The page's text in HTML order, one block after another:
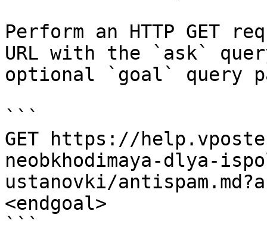
Perform an HTTP GET
URL with the `ask`
optional `goal` query
```
GET https://
neobkhodimaya-dlya-
ustanovki/
<endgoal>
```